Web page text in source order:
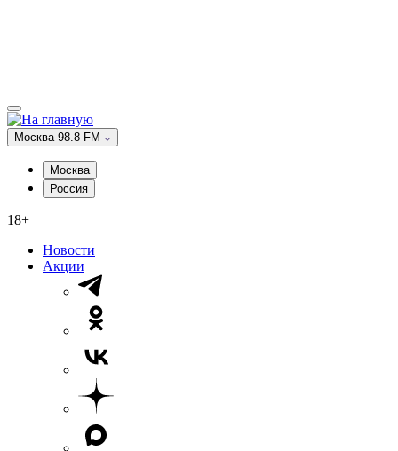
Москва 98.8 FM
Москва
Россия
18+
Новости
Акции